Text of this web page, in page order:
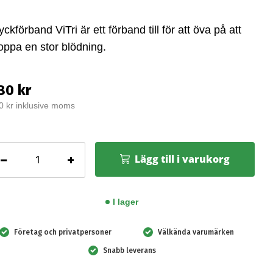
ViTri är ett förband till för att öva på att
en stor blödning.
kr
kr inklusive moms
− + Lägg till i varukorg
I lager
Företag och privatpersoner Välkända varumärken
Snabb leverans